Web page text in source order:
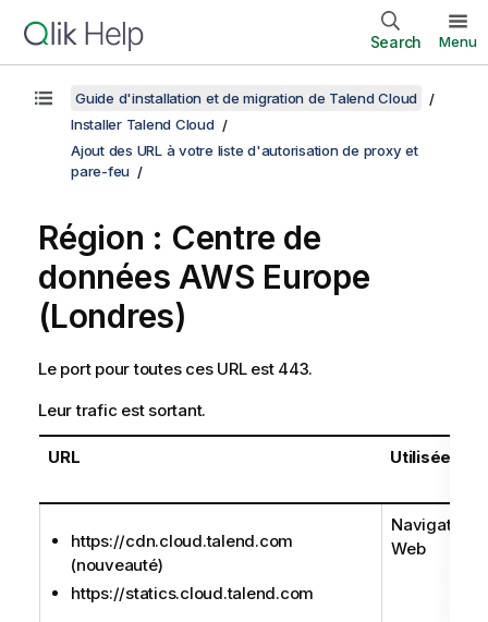
Search Menu
Guide d'installation et de migration de Talend Cloud
Installer Talend Cloud
Ajout des URL à votre liste d'autorisation de proxy et
pare-feu
Région : Centre de
données AWS Europe
(Londres)
Le port pour toutes ces URL est 443.
Leur trafic est sortant.
URL Utilisée par
https://cdn.cloud.talend.com
(nouveauté)
https://statics.cloud.talend.com
Navigateur
Web